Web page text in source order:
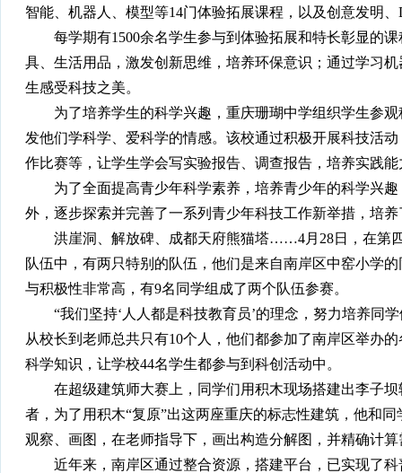
智能、机器人、模型等14门体验拓展课程，以及创意发明
每学期有1500余名学生参与到体验拓展和特长彰显的课
具、生活用品，激发创新思维，培养环保意识；通过学习
生感受科技之美。
为了培养学生的科学兴趣，重庆珊瑚中学组织学生参观
发他们学科学、爱科学的情感。该校通过积极开展科技活
作比赛等，让学生学会写实验报告、调查报告，培养实践
为了全面提高青少年科学素养，培养青少年的科学兴趣
外，逐步探索并完善了一系列青少年科技工作新举措，培
洪崖洞、解放碑、成都天府熊猫塔……4月28日，在第四
队伍中，有两只特别的队伍，他们是来自南岸区中窑小学
与积极性非常高，有9名同学组成了两个队伍参赛。
“我们坚持‘人人都是科技教育员’的理念，努力培养同
从校长到老师总共只有10个人，他们都参加了南岸区举办
科学知识，让学校44名学生都参与到科创活动中。
在超级建筑师大赛上，同学们用积木现场搭建出李子坝
者，为了用积木“复原”出这两座重庆的标志性建筑，他和
观察、画图，在老师指导下，画出构造分解图，并精确计
近年来，南岸区通过整合资源，搭建平台，已实现了科